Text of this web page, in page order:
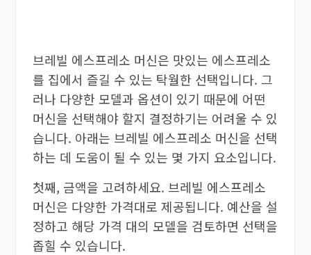
브레빌 에스프레소 머신은 맛있는 에스프레소
를 집에서 즐길 수 있는 탁월한 선택입니다. 그
러나 다양한 모델과 옵션이 있기 때문에 어떤
머신을 선택해야 할지 결정하기는 어려울 수 있
습니다. 아래는 브레빌 에스프레소 머신을 선택
하는 데 도움이 될 수 있는 몇 가지 요소입니다.
첫째, 금액을 고려하세요. 브레빌 에스프레소
머신은 다양한 가격대로 제공됩니다. 예산을 설
정하고 해당 가격 대의 모델을 검토하면 선택을
좁힐 수 있습니다.